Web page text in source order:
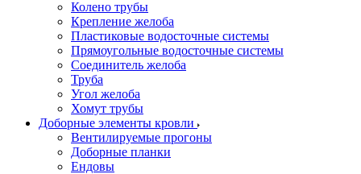
Колено трубы
Крепление желоба
Пластиковые водосточные системы
Прямоугольные водосточные системы
Соединитель желоба
Труба
Угол желоба
Хомут трубы
Доборные элементы кровли
Вентилируемые прогоны
Доборные планки
Ендовы